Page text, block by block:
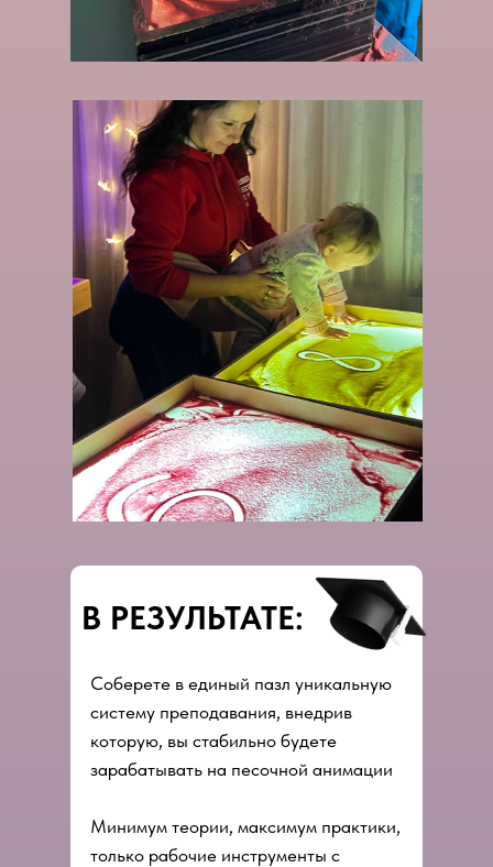
В РЕЗУЛЬТАТЕ:
Соберете в единый пазл уникальную
систему преподавания, внедрив
которую, вы стабильно будете
зарабатывать на песочной анимации
Минимум теории, максимум практики,
только рабочие инструменты с